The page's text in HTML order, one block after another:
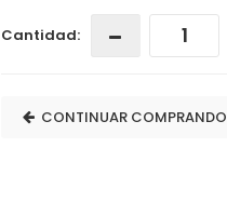
Cantidad:
CONTINUAR COMPRANDO